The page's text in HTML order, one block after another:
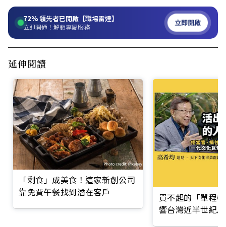
72%領先者已開啟【職場雷達】
立即開通！解鎖專屬服務 立即開啟
延伸閱讀
「剩食」成美食！這家新創公司
靠免費午餐找到潛在客戶
買不起的「單程
響台灣近半世紀